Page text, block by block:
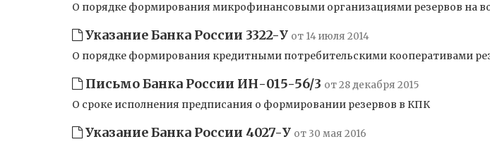
О порядке формирования микрофинансовыми организациями резервов на
Указание Банка России 3322-У от 14 июля 2014
О порядке формирования кредитными потребительскими кооперативами
Письмо Банка России ИН-015-56/3 от 28 декабря 2015
О сроке исполнения предписания о формировании резервов в КПК
Указание Банка России 4027-У от 30 мая 2016